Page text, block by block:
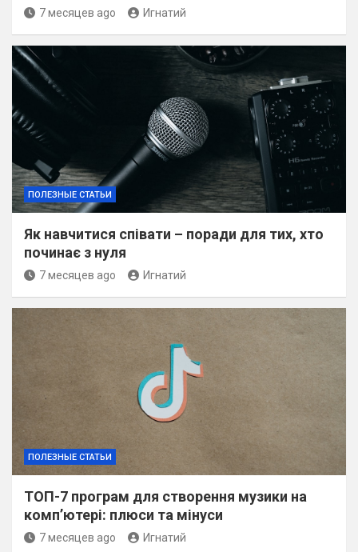
7 месяцев ago Игнатий
ПОЛЕЗНЫЕ СТАТЬИ
Як навчитися співати – поради для тих, хто
починає з нуля
7 месяцев ago Игнатий
ПОЛЕЗНЫЕ СТАТЬИ
ТОП-7 програм для створення музики на
комп’ютері: плюси та мінуси
7 месяцев ago Игнатий